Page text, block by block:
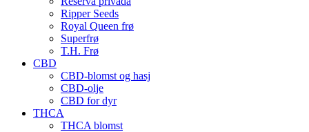
Ripper Seeds
Royal Queen frø
Superfrø
T.H. Frø
CBD
CBD-blomst og hasj
CBD-olje
CBD for dyr
THCA
THCA blomst